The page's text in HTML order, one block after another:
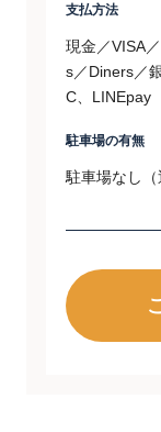
支払方法
現金／VISA
s／Diners／
C、LINEpay
駐車場の有無
駐車場なし（